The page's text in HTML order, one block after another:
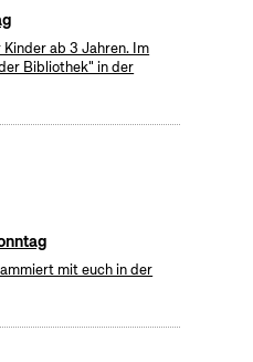
ab 3 Jahren. Im
Bibliothek" in der
mit euch in der